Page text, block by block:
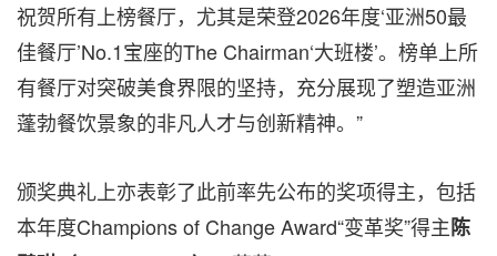
祝贺所有上榜餐厅，尤其是荣登2026年度‘亚洲50最
佳餐厅’No.1宝座的The Chairman‘大班楼’。榜单上所
有餐厅对突破美食界限的坚持，充分展现了塑造亚洲
蓬勃餐饮景象的非凡人才与创新精神。”
颁奖典礼上亦表彰了此前率先公布的奖项得主，包括
本年度Champions of Change Award“变革奖”得主陈